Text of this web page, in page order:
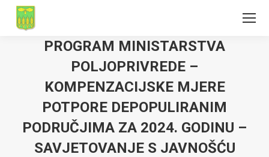
PROGRAM MINISTARSTVA
POLJOPRIVREDE –
KOMPENZACIJSKE MJERE
POTPORE DEPOPULIRANIM
PODRUČJIMA ZA 2024. GODINU –
SAVJETOVANJE S JAVNOŠĆU